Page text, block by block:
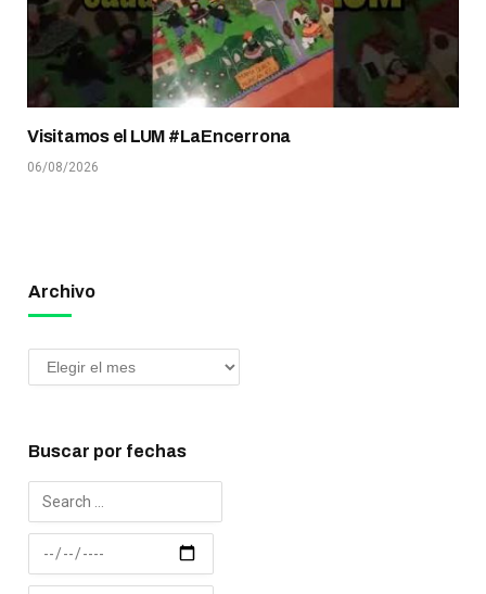
Visitamos el LUM #LaEncerrona
06/08/2026
Archivo
Buscar por fechas